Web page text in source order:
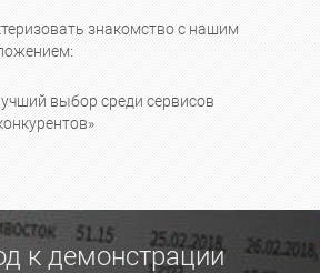
знакомство с нашим
выбор среди сервисов
к демонстрации